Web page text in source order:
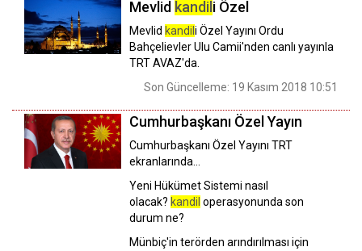
Mevlid kandil i Özel
Mevlid kandil i Özel Yayını Ordu
Bahçelievler Ulu Camii'nden canlı yayınla
TRT AVAZ'da.
Son Güncelleme: 19 Kasım 2018 10:51
Cumhurbaşkanı Özel Yayın
Cumhurbaşkanı Özel Yayını TRT
ekranlarında...
Yeni Hükümet Sistemi nasıl
olacak? kandil operasyonunda son
durum ne?
Münbiç'in terörden arındırılması için